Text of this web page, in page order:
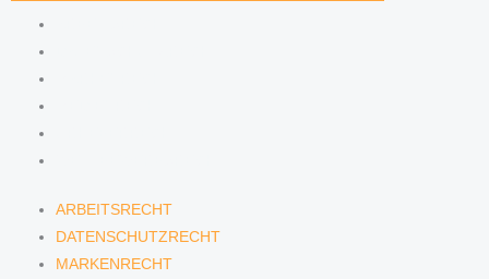
ARBEITSRECHT
DATENSCHUTZRECHT
MARKENRECHT